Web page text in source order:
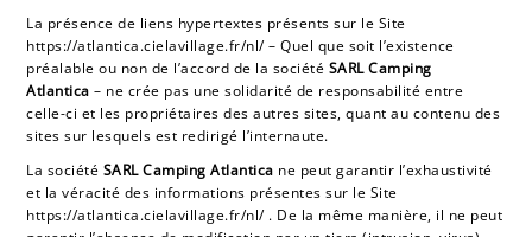
La présence de liens hypertextes présents sur le Site
https://atlantica.cielavillage.fr/nl/– Quel que soit l’existence
préalable ou non de l’accord de la société SARL Camping
Atlantica – ne crée pas une solidarité de responsabilité entre
celle-ci et les propriétaires des autres sites, quant au contenu des
sites sur lesquels est redirigé l’internaute.
La société SARL CampingAtlantica ne peut garantir l’exhaustivité
et la véracité des informations présentes sur le Site
https://atlantica.cielavillage.fr/nl/. De la même manière, il ne peut